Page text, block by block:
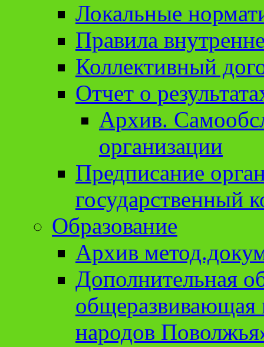
Локальные
Правила
Коллективный
Отчет о
Архив.
организации
Предписание
государственный
Образование
Архив
Дополнительная
народов